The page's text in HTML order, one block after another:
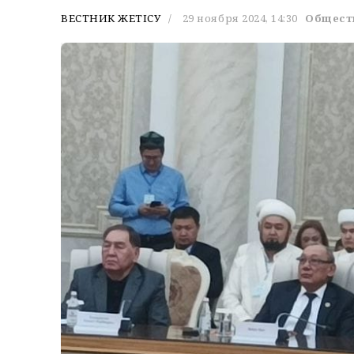
ВЕСТНИК ЖЕТІСУ 29 ноября 2024, 14:30